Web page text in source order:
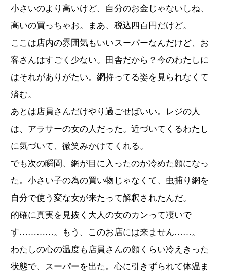
小さいのより高いけど、自分のお金じゃないしね、
高いの買っちゃお。まあ、税込四百円だけど。
ここは店内の雰囲気もいいスーパーなんだけど、お
客さんはすごく少ない。田舎だから？今のわたしに
はそれがありがたい。網持ってる姿を見られなくて
済む。
あとは店員さんだけやり過ごせばいい。レジの人
は、アラサーの女の人だった。近づいてくるわたし
に気づいて、微笑みかけてくれる。
でも次の瞬間、網が目に入ったのか冷めた顔になっ
た。小さい子の為の買い物じゃなくて、虫捕り網を
自分で使う変な女が来たって解釈されたんだ。
的確に真実を見抜く大人の女のカンって凄いで
す…………。もう、このお店には来ません……。
わたしの心の温度も店員さんの顔くらい冷えきった
状態で、スーパーを出た。心に引きずられて体温ま